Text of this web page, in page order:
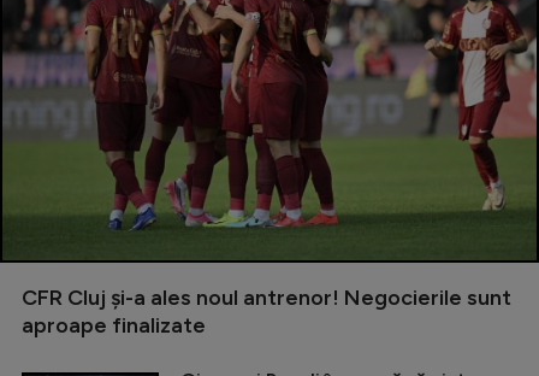
CFR Cluj și-a ales noul antrenor! Negocierile sunt
aproape finalizate